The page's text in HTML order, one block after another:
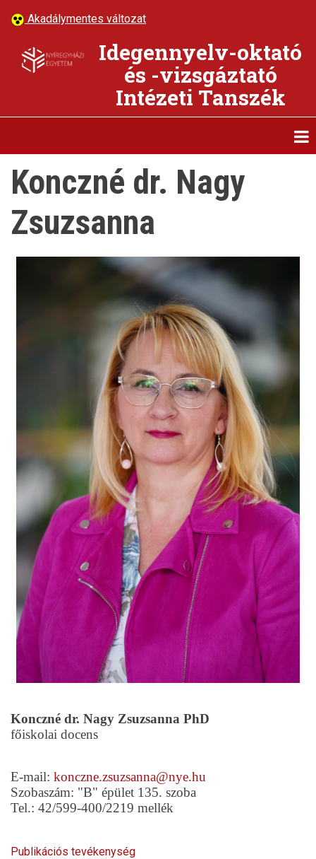
Akadálymentes változat
Idegennyelv-oktató
és -vizsgáztató
Intézeti Tanszék
Konczné dr. Nagy
Zsuzsanna
Konczné dr. Nagy Zsuzsanna PhD
főiskolai docens
E-mail: konczne.zsuzsanna@nye.hu
Szobaszám: "B" épület 135. szoba
Tel.: 42/599-400/2219 mellék
Publikációs tevékenység